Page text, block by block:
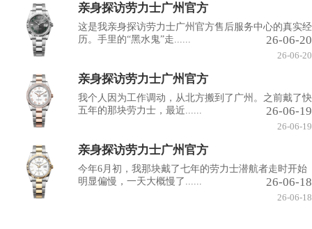
亲身探访劳力士广州官方
这是我亲身探访劳力士广州官方售后服务中心的真实经
历。手里的“黑水鬼”走......
26-06-20
26-06-20
亲身探访劳力士广州官方
我个人因为工作调动，从北方搬到了广州。之前戴了快
五年的那块劳力士，最近......
26-06-19
26-06-19
亲身探访劳力士广州官方
今年6月初，我那块戴了七年的劳力士潜航者走时开始
明显偏慢，一天大概慢了......
26-06-18
26-06-18